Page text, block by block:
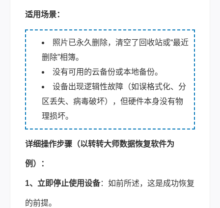
适用场景：
照片已永久删除，清空了回收站或“最近
删除”相簿。
没有可用的云备份或本地备份。
设备出现逻辑性故障（如误格式化、分
区丢失、病毒破坏），但硬件本身没有物
理损坏。
详细操作步骤（以转转大师数据恢复软件为
例）：
1、立即停止使用设备：如前所述，这是成功恢复
的前提。